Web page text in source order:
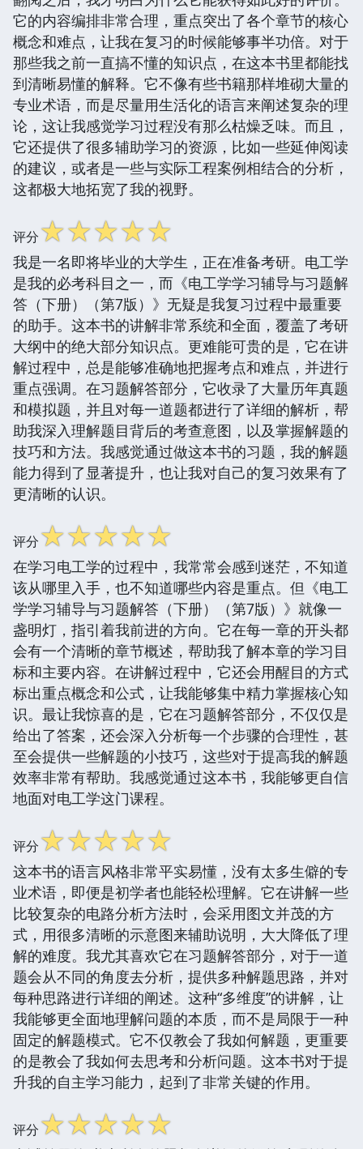
它的内容编排非常合理，重点突出了各个章节的核心
概念和难点，让我在复习的时候能够事半功倍。对于
那些我之前一直搞不懂的知识点，在这本书里都能找
到清晰易懂的解释。它不像有些书籍那样堆砌大量的
专业术语，而是尽量用生活化的语言来阐述复杂的理
论，这让我感觉学习过程没有那么枯燥乏味。而且，
它还提供了很多辅助学习的资源，比如一些延伸阅读
的建议，或者是一些与实际工程案例相结合的分析，
这都极大地拓宽了我的视野。
评分☆☆☆☆☆
我是一名即将毕业的大学生，正在准备考研。电工学
是我的必考科目之一，而《电工学学习辅导与习题解
答（下册）（第7版）》无疑是我复习过程中最重要
的助手。这本书的讲解非常系统和全面，覆盖了考研
大纲中的绝大部分知识点。更难能可贵的是，它在讲
解过程中，总是能够准确地把握考点和难点，并进行
重点强调。在习题解答部分，它收录了大量历年真题
和模拟题，并且对每一道题都进行了详细的解析，帮
助我深入理解题目背后的考查意图，以及掌握解题的
技巧和方法。我感觉通过做这本书的习题，我的解题
能力得到了显著提升，也让我对自己的复习效果有了
更清晰的认识。
评分☆☆☆☆☆
在学习电工学的过程中，我常常会感到迷茫，不知道
该从哪里入手，也不知道哪些内容是重点。但《电工
学学习辅导与习题解答（下册）（第7版）》就像一
盏明灯，指引着我前进的方向。它在每一章的开头都
会有一个清晰的章节概述，帮助我了解本章的学习目
标和主要内容。在讲解过程中，它还会用醒目的方式
标出重点概念和公式，让我能够集中精力掌握核心知
识。最让我惊喜的是，它在习题解答部分，不仅仅是
给出了答案，还会深入分析每一个步骤的合理性，甚
至会提供一些解题的小技巧，这些对于提高我的解题
效率非常有帮助。我感觉通过这本书，我能够更自信
地面对电工学这门课程。
评分☆☆☆☆☆
这本书的语言风格非常平实易懂，没有太多生僻的专
业术语，即便是初学者也能轻松理解。它在讲解一些
比较复杂的电路分析方法时，会采用图文并茂的方
式，用很多清晰的示意图来辅助说明，大大降低了理
解的难度。我尤其喜欢它在习题解答部分，对于一道
题会从不同的角度去分析，提供多种解题思路，并对
每种思路进行详细的阐述。这种“多维度”的讲解，让
我能够更全面地理解问题的本质，而不是局限于一种
固定的解题模式。它不仅教会了我如何解题，更重要
的是教会了我如何去思考和分析问题。这本书对于提
升我的自主学习能力，起到了非常关键的作用。
评分☆☆☆☆☆